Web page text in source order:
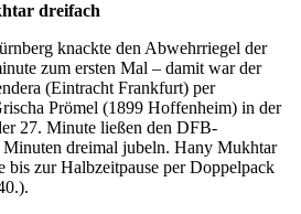
dreifach
knackte den Abwehrriegel der
zum ersten Mal – damit war der
(Eintracht Frankfurt) per
Prömel (1899 Hoffenheim) in der
27. Minute ließen den DFB-
dreimal jubeln. Hany Mukhtar
bis zur Halbzeitpause per Doppelpack